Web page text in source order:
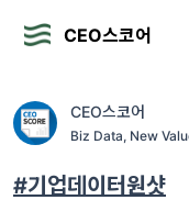
CEO스코어
CEO스코어
Biz Data, New
#기업데이터원샷